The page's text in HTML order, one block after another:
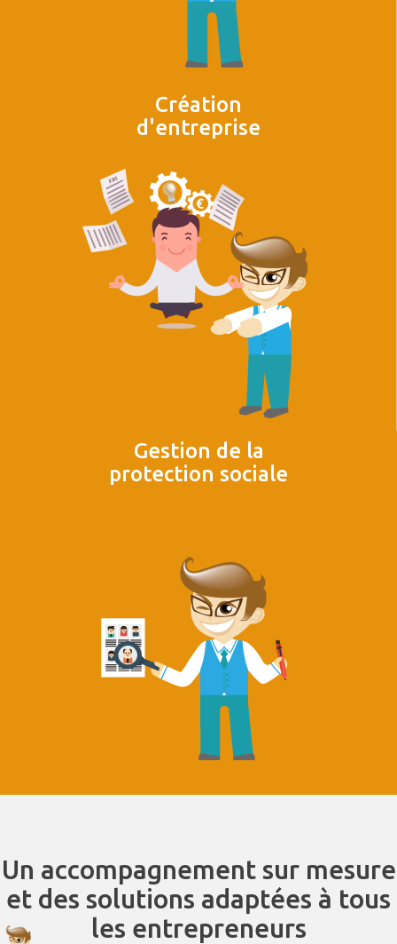
Création
d'entreprise
Gestion de la
protection sociale
Un accompagnement sur mesure
et des solutions adaptées à tous
les entrepreneurs